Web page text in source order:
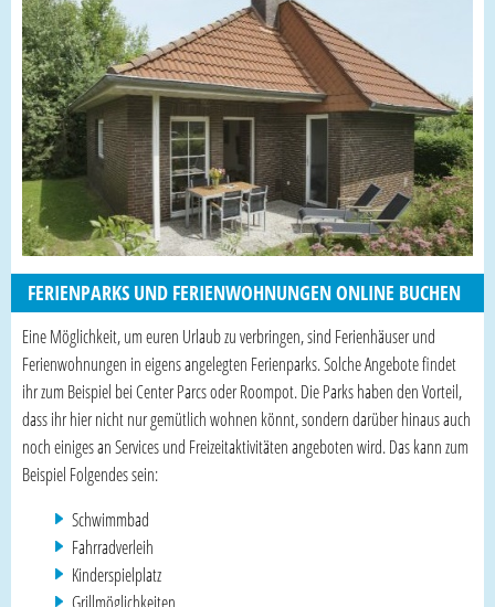
FERIENPARKS UND FERIENWOHNUNGEN ONLINE BUCHEN
Eine Möglichkeit, um euren Urlaub zu verbringen, sind Ferienhäuser und
Ferienwohnungen in eigens angelegten Ferienparks. Solche Angebote findet
ihr zum Beispiel bei Center Parcs oder Roompot. Die Parks haben den Vorteil,
dass ihr hier nicht nur gemütlich wohnen könnt, sondern darüber hinaus auch
noch einiges an Services und Freizeitaktivitäten angeboten wird. Das kann zum
Beispiel Folgendes sein:
Schwimmbad
Fahrradverleih
Kinderspielplatz